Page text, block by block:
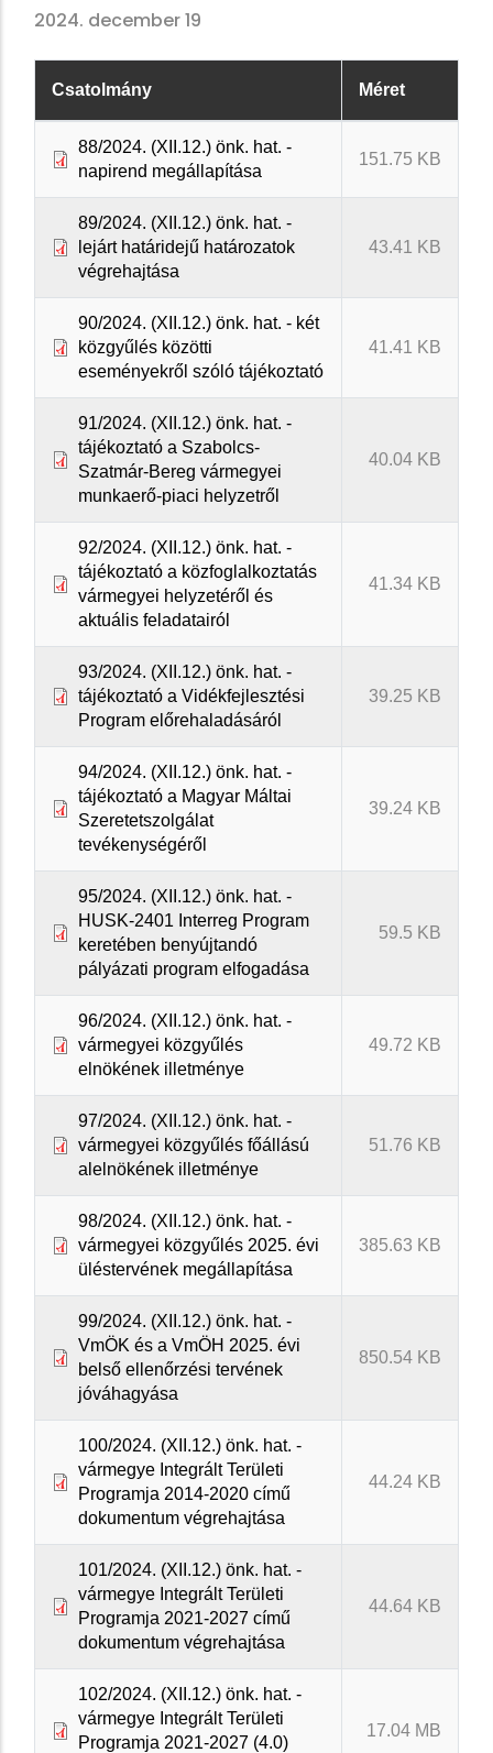
2024. december 19
Csatolmány Méret
88/2024. (XII.12.) önk. hat. -
napirend megállapítása
151.75 KB
89/2024. (XII.12.) önk. hat. -
lejárt határidejű határozatok
végrehajtása
43.41 KB
90/2024. (XII.12.) önk. hat. - két
közgyűlés közötti
eseményekről szóló tájékoztató
41.41 KB
91/2024. (XII.12.) önk. hat. -
tájékoztató a Szabolcs-
Szatmár-Bereg vármegyei
munkaerő-piaci helyzetről
40.04 KB
92/2024. (XII.12.) önk. hat. -
tájékoztató a közfoglalkoztatás
vármegyei helyzetéről és
aktuális feladatairól
41.34 KB
93/2024. (XII.12.) önk. hat. -
tájékoztató a Vidékfejlesztési
Program előrehaladásáról
39.25 KB
94/2024. (XII.12.) önk. hat. -
tájékoztató a Magyar Máltai
Szeretetszolgálat
tevékenységéről
39.24 KB
95/2024. (XII.12.) önk. hat. -
HUSK-2401 Interreg Program
keretében benyújtandó
pályázati program elfogadása
59.5 KB
96/2024. (XII.12.) önk. hat. -
vármegyei közgyűlés
elnökének illetménye
49.72 KB
97/2024. (XII.12.) önk. hat. -
vármegyei közgyűlés főállású
alelnökének illetménye
51.76 KB
98/2024. (XII.12.) önk. hat. -
vármegyei közgyűlés 2025. évi
üléstervének megállapítása
385.63 KB
99/2024. (XII.12.) önk. hat. -
VmÖK és a VmÖH 2025. évi
belső ellenőrzési tervének
jóváhagyása
850.54 KB
100/2024. (XII.12.) önk. hat. -
vármegye Integrált Területi
Programja 2014-2020 című
dokumentum végrehajtása
44.24 KB
101/2024. (XII.12.) önk. hat. -
vármegye Integrált Területi
Programja 2021-2027 című
dokumentum végrehajtása
44.64 KB
102/2024. (XII.12.) önk. hat. -
vármegye Integrált Területi
Programja 2021-2027 (4.0)
17.04 MB